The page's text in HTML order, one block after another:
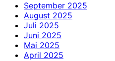
September 2025
August 2025
Juli 2025
Juni 2025
Mai 2025
April 2025